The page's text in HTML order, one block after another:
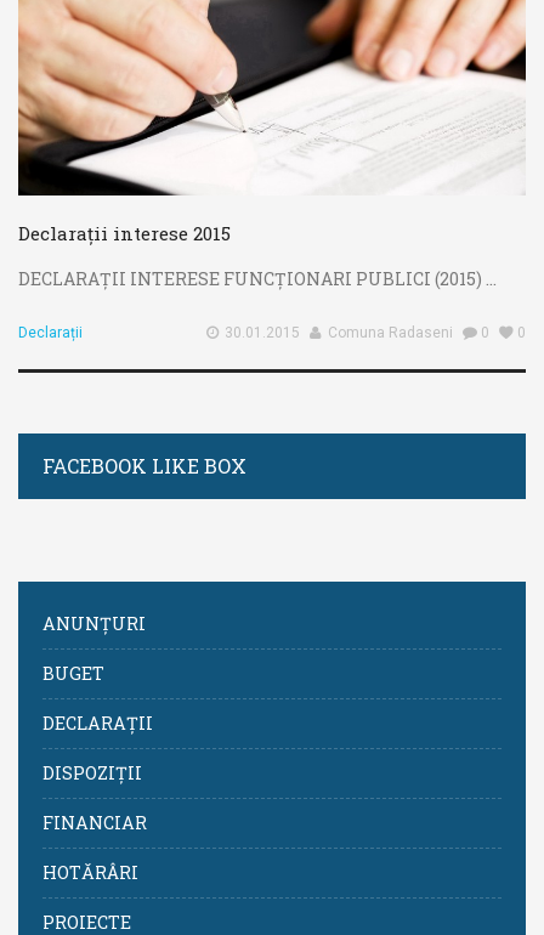
Declarații interese 2015
DECLARAȚII INTERESE FUNCȚIONARI PUBLICI (2015) ...
Declarații 30.01.2015 Comuna Radaseni 0 0
FACEBOOK LIKE BOX
ANUNȚURI
BUGET
DECLARAȚII
DISPOZIȚII
FINANCIAR
HOTĂRÂRI
PROIECTE